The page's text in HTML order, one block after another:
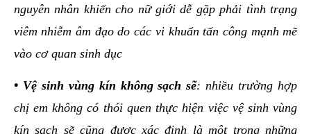
nguyên nhân khiến cho nữ giới dễ gặp phải tình trạng
viêm nhiễm âm đạo do các vi khuẩn tấn công mạnh mẽ
vào cơ quan sinh dục
• Vệ sinh vùng kín không sạch sẽ: nhiều trường hợp
chị em không có thói quen thực hiện việc vệ sinh vùng
kín sạch sẽ cũng được xác định là một trong những